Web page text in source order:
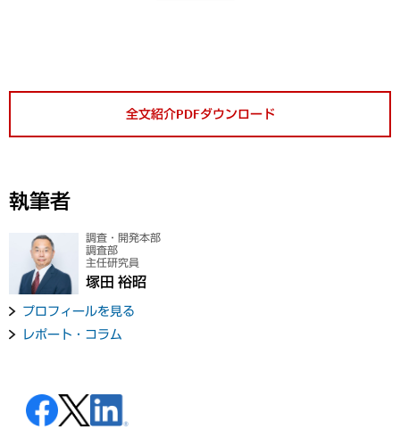
全文紹介PDFダウンロード
執筆者
調査・開発本部
調査部
主任研究員
塚田 裕昭
プロフィールを見る
レポート・コラム